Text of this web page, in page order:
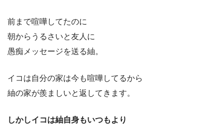
前まで喧嘩してたのに
朝からうるさいと友人に
愚痴メッセージを送る紬。
イコは自分の家は今も喧嘩してるから
紬の家が羨ましいと返してきます。
しかしイコは紬自身もいつもより